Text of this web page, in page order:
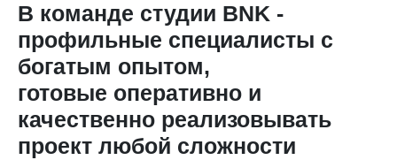
В команде студии BNK -
профильные специалисты с
богатым опытом,
готовые оперативно и
качественно реализовывать
проект любой сложности